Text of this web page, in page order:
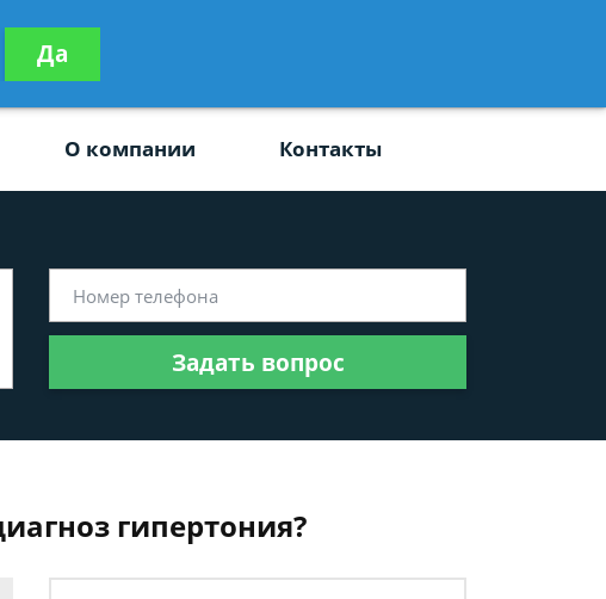
консультацию
бесплатно
О компании Контакты
Задать вопрос
гипертония?
Да